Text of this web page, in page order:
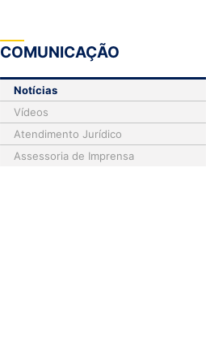
COMUNICAÇÃO
Notícias
Vídeos
Atendimento Jurídico
Assessoria de Imprensa